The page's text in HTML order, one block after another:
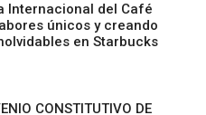
Internacional del Café
únicos y creando
en Starbucks
CONSTITUTIVO DE